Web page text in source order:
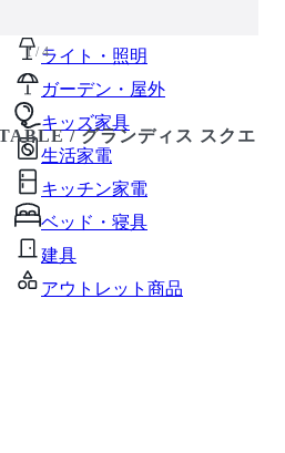
ライト・照明
ガーデン・屋外
キッズ家具
生活家電
キッチン家電
ベッド・寝具
建具
アウトレット商品
1 / 4
/ グランディス スクエ